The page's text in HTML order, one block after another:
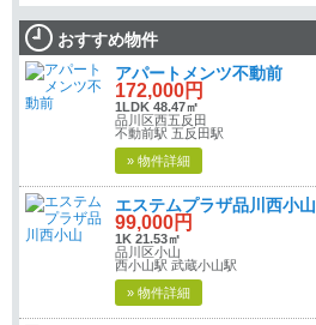
おすすめ物件
アパートメンツ不動前
172,000円
1LDK 48.47㎡
品川区西五反田
不動前駅 五反田駅
» 物件詳細
エステムプラザ品川西小山
99,000円
1K 21.53㎡
品川区小山
西小山駅 武蔵小山駅
» 物件詳細